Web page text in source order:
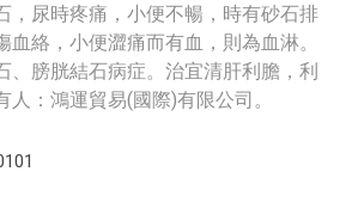
，尿時疼痛，小便不暢，時有砂石排
血絡，小便澀痛而有血，則為血淋。
、膀胱結石病症。治宜清肝利膽，利
：鴻運貿易(國際)有限公司。